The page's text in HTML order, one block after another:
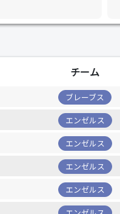
チーム
ブレーブス
エンゼルス
エンゼルス
エンゼルス
エンゼルス